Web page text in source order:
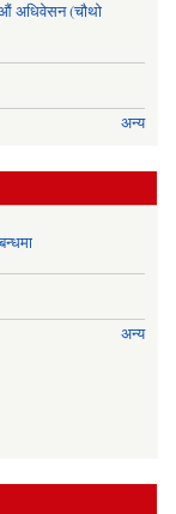
अधिवेसन (चौथो
अन्य
अन्य